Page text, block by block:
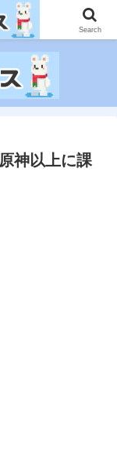
益以上の課金をする無
神以上に課
Search